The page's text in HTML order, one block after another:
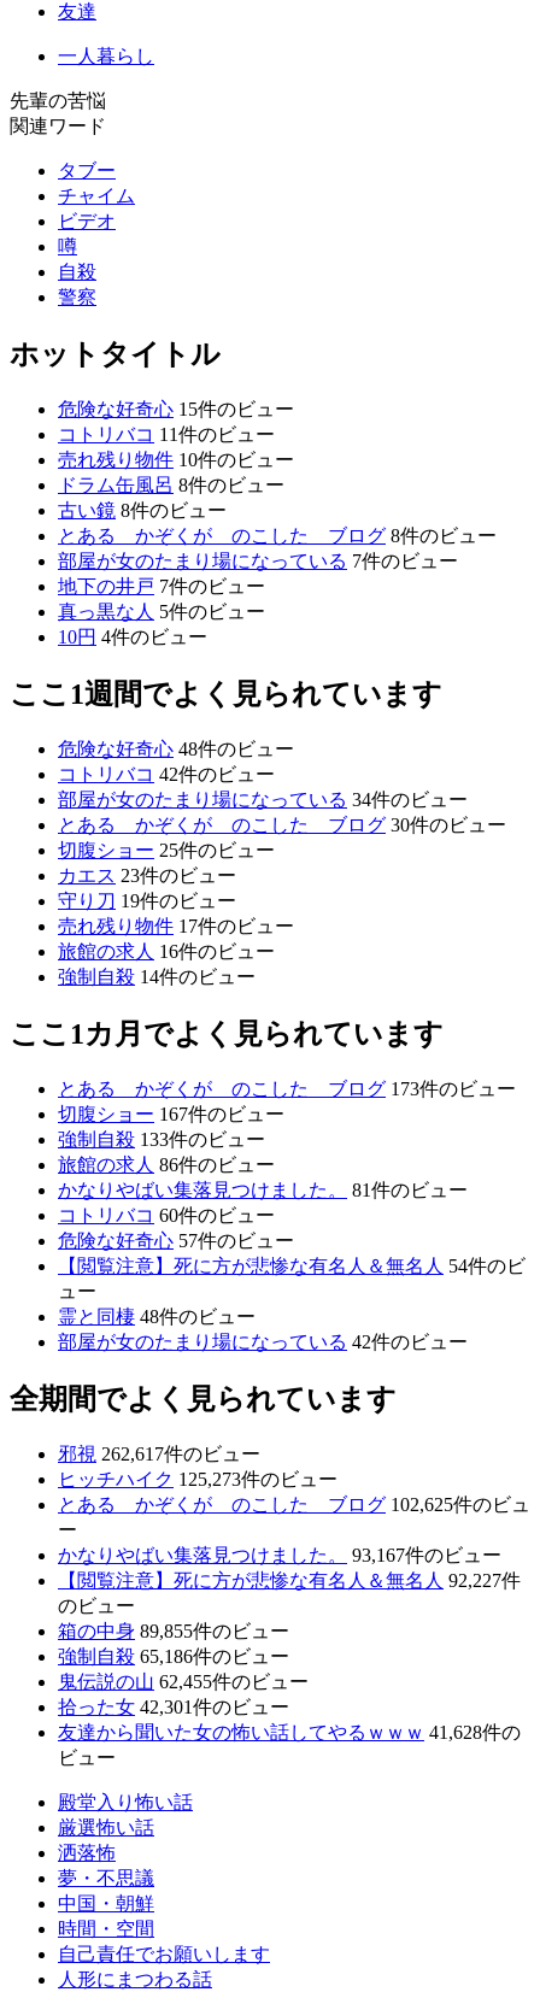
友達
一人暮らし
先輩の苦悩
関連ワード
タブー
チャイム
ビデオ
噂
自殺
警察
ホットタイトル
危険な好奇心 15件のビュー
コトリバコ 11件のビュー
売れ残り物件 10件のビュー
ドラム缶風呂 8件のビュー
古い鏡 8件のビュー
とある かぞくが のこした ブログ 8件のビュー
部屋が女のたまり場になっている 7件のビュー
地下の井戸 7件のビュー
真っ黒な人 5件のビュー
10円 4件のビュー
ここ1週間でよく見られています
危険な好奇心 48件のビュー
コトリバコ 42件のビュー
部屋が女のたまり場になっている 34件のビュー
とある かぞくが のこした ブログ 30件のビュー
切腹ショー 25件のビュー
カエス 23件のビュー
守り刀 19件のビュー
売れ残り物件 17件のビュー
旅館の求人 16件のビュー
強制自殺 14件のビュー
ここ1カ月でよく見られています
とある かぞくが のこした ブログ 173件のビュー
切腹ショー 167件のビュー
強制自殺 133件のビュー
旅館の求人 86件のビュー
かなりやばい集落見つけました。
81件のビュー
コトリバコ 60件のビュー
危険な好奇心 57件のビュー
【閲覧注意】死に方が悲惨な有名人＆無名人 54件のビ
ュー
霊と同棲 48件のビュー
部屋が女のたまり場になっている 42件のビュー
全期間でよく見られています
邪視 262,617件のビュー
ヒッチハイク 125,273件のビュー
とある かぞくが のこした ブログ 102,625件のビュ
ー
かなりやばい集落見つけました。
93,167件のビュー
【閲覧注意】死に方が悲惨な有名人＆無名人 92,227件
のビュー
箱の中身 89,855件のビュー
強制自殺 65,186件のビュー
鬼伝説の山 62,455件のビュー
拾った女 42,301件のビュー
友達から聞いた女の怖い話してやるｗｗｗ 41,628件の
ビュー
殿堂入り怖い話
厳選怖い話
洒落怖
夢・不思議
中国・朝鮮
時間・空間
自己責任でお願いします
人形にまつわる話